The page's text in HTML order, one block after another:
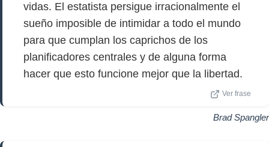
vidas. El estatista persigue irracionalmente el
sueño imposible de intimidar a todo el mundo
para que cumplan los caprichos de los
planificadores centrales y de alguna forma
hacer que esto funcione mejor que la libertad.
Ver frase
Brad Spangler